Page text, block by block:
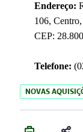
Endereço:
106,
CEP:
Telefone:
NOVAS